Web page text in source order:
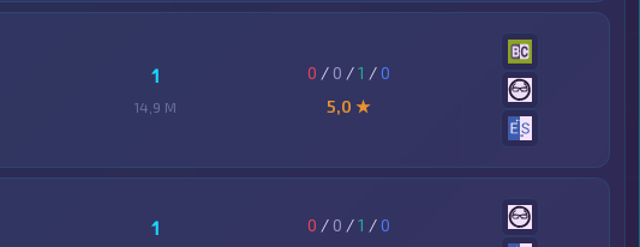
1
14,9 M
0 / 0 /1 /0
5,0 ★
1 0 / 0 /1 /0